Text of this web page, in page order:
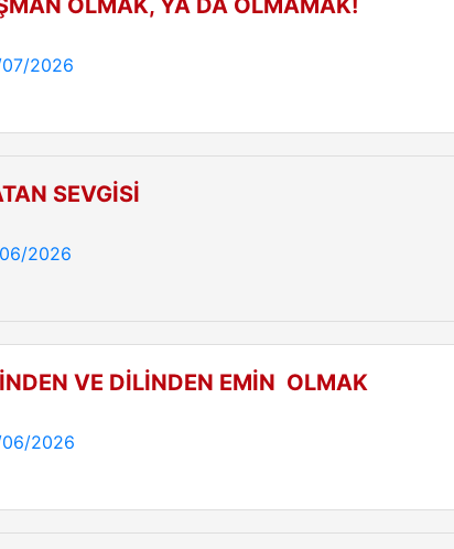
OLMAK, YA DA OLMAMAK!
2026
SEVGİSİ
2026
VE DİLİNDEN EMİN OLMAK
2026